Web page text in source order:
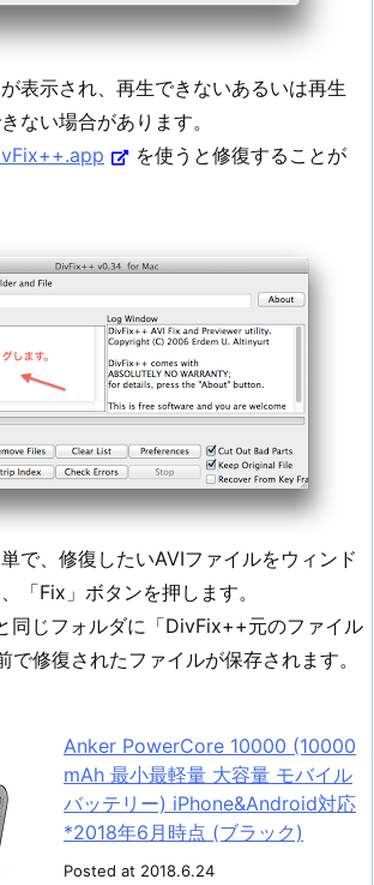
表示され、再生できないあるいは再生
ない場合があります。
を使うと修復することが
で、修復したいAVIファイルをウィンド
「Fix」ボタンを押します。
同じフォルダに「DivFix++元のファイル
で修復されたファイルが保存されます。
Anker PowerCore 10000 (10000
mAh 最小最軽量 大容量 モバイル
バッテリー) iPhone&Android対応
*2018年6月時点 (ブラック)
Posted at 2018.6.24